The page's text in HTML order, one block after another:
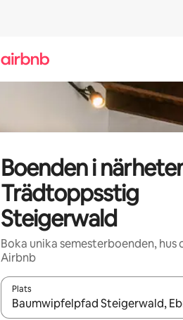
Boenden i
Trädtoppsstig
Steigerwald
Boka unika semesterboenden, hus
Airbnb
Plats
När resultaten är tillgängliga kan du